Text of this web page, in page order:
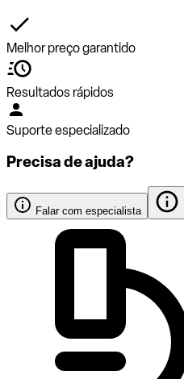
Melhor preço garantido
Resultados rápidos
Suporte especializado
Precisa de ajuda?
Falar com especialista